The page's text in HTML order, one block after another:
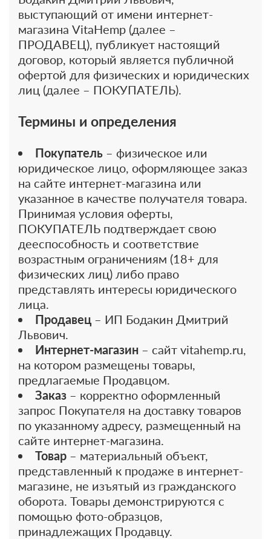
выступающий от имени интернет-
магазина VitaHemp (далее –
ПРОДАВЕЦ), публикует настоящий
договор, который является публичной
офертой для физических и юридических
лиц (далее – ПОКУПАТЕЛЬ).
Термины и определения
Покупатель – физическое или
юридическое лицо, оформляющее заказ
на сайте интернет-магазина или
указанное в качестве получателя товара.
Принимая условия оферты,
ПОКУПАТЕЛЬ подтверждает свою
дееспособность и соответствие
возрастным ограничениям (18+ для
физических лиц) либо право
представлять интересы юридического
лица.
Продавец – ИП Бодакин Дмитрий
Львович.
Интернет-магазин – сайт vitahemp.ru,
на котором размещены товары,
предлагаемые Продавцом.
Заказ – корректно оформленный
запрос Покупателя на доставку товаров
по указанному адресу, размещенный на
сайте интернет-магазина.
Товар – материальный объект,
представленный к продаже в интернет-
магазине, не изъятый из гражданского
оборота. Товары демонстрируются с
помощью фото-образцов,
принадлежащих Продавцу.